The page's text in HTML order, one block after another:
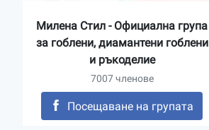
Милена Стил - Официална група
за гоблени, диамантени гоблени
и ръкоделие
7007 членове
Посещаване на групата